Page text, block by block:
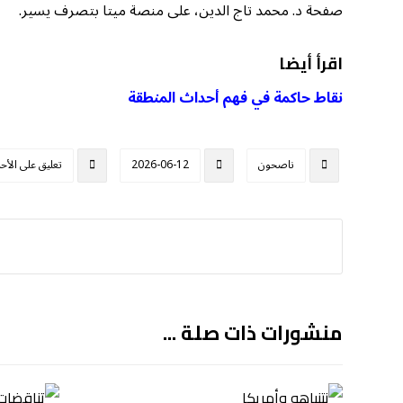
صفحة د. محمد تاج الدين، على منصة ميتا بتصرف يسير.
اقرأ أيضا
نقاط حاكمة في فهم أحداث المنطقة
ناصحون 2026-06-12 تعليق على
منشورات ذات صلة ...